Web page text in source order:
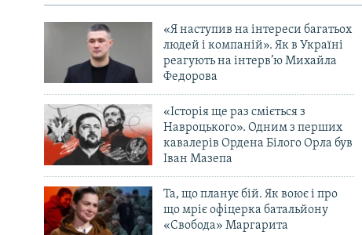
«Я наступив на інтереси багатьох
людей і компаній». Як в Україні
реагують на інтерв’ю Михайла
Федорова
«Історія ще раз сміється з
Навроцького». Одним з перших
кавалерів Ордена Білого Орла був
Іван Мазепа
Та, що планує бій. Як воює і про
що мріє офіцерка батальйону
«Свобода» Маргарита